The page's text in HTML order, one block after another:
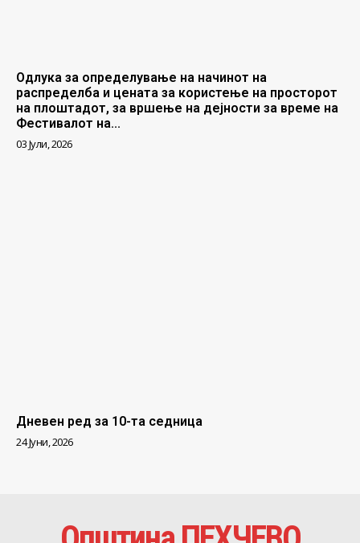
Одлука за определување на начинот на
распределба и цената за користење на просторот
на плоштадот, за вршење на дејности за време на
Фестивалот на...
03 Јули, 2026
Дневен ред за 10-та седница
24 Јуни, 2026